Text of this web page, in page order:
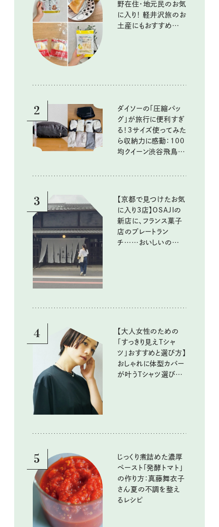
野在住・地元民のお気
に入り！ 軽井沢旅のお
土産にもおすすめのお
2
ダイソーの「圧縮バッ
グ」が旅行に便利すぎ
る！3サイズ使ってみた
ら収納力に感動：100
均クイーン渋谷飛鳥の
3
【京都で見つけたお気
に入り3店】OSAJIの
新店に、フランス菓子
店のプレートラン
チ……おいしいのんび
4
【大人女性のための
「すっきり見えTシャ
ツ」おすすめと選び方】
おしゃれに体型カバー
が叶うTシャツ選びの
5
じっくり煮詰めた濃厚
ペースト「発酵トマト」
の作り方：真藤舞衣子
さん夏の不調を整え
るレシピ